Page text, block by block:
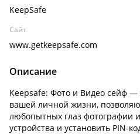
KeepSafe
Сайт
www.getkeepsafe.com
Описание
Keepsafe: Фото и Видео сейф
вашей личной жизни,
любопытных глаз фотографии
устройства и установить PIN-